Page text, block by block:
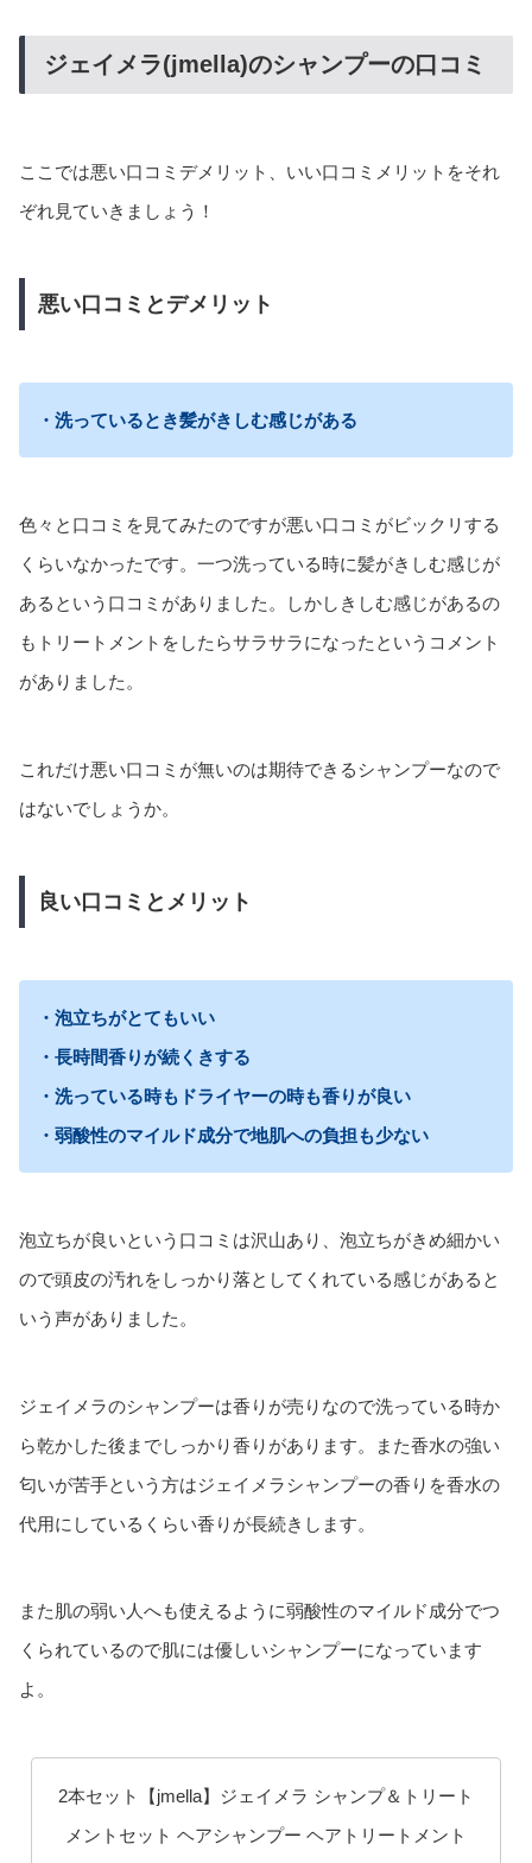
ジェイメラ(jmella)のシャンプーの口コミ
ここでは悪い口コミデメリット、いい口コミメリットをそれ
ぞれ見ていきましょう！
悪い口コミとデメリット
・洗っているとき髪がきしむ感じがある
色々と口コミを見てみたのですが悪い口コミがビックリする
くらいなかったです。一つ洗っている時に髪がきしむ感じが
あるという口コミがありました。しかしきしむ感じがあるの
もトリートメントをしたらサラサラになったというコメント
がありました。
これだけ悪い口コミが無いのは期待できるシャンプーなので
はないでしょうか。
良い口コミとメリット
・泡立ちがとてもいい
・長時間香りが続くきする
・洗っている時もドライヤーの時も香りが良い
・弱酸性のマイルド成分で地肌への負担も少ない
泡立ちが良いという口コミは沢山あり、泡立ちがきめ細かい
ので頭皮の汚れをしっかり落としてくれている感じがあると
いう声がありました。
ジェイメラのシャンプーは香りが売りなので洗っている時か
ら乾かした後までしっかり香りがあります。また香水の強い
匂いが苦手という方はジェイメラシャンプーの香りを香水の
代用にしているくらい香りが長続きします。
また肌の弱い人へも使えるように弱酸性のマイルド成分でつ
くられているので肌には優しいシャンプーになっています
よ。
2本セット【jmella】ジェイメラ シャンプ＆トリート
メントセット ヘアシャンプー ヘアトリートメント